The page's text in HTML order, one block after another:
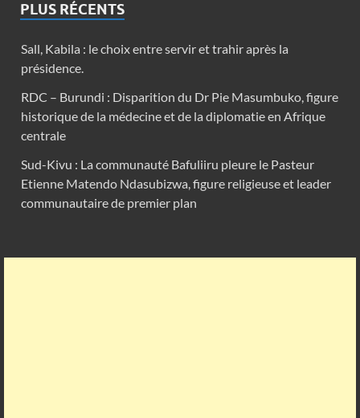
PLUS RÉCENTS
Sall, Kabila : le choix entre servir et trahir après la
présidence.
RDC – Burundi : Disparition du Dr Pie Masumbuko, figure
historique de la médecine et de la diplomatie en Afrique
centrale
Sud-Kivu : La communauté Bafuliiru pleure le Pasteur
Etienne Matendo Ndasubizwa, figure religieuse et leader
communautaire de premier plan